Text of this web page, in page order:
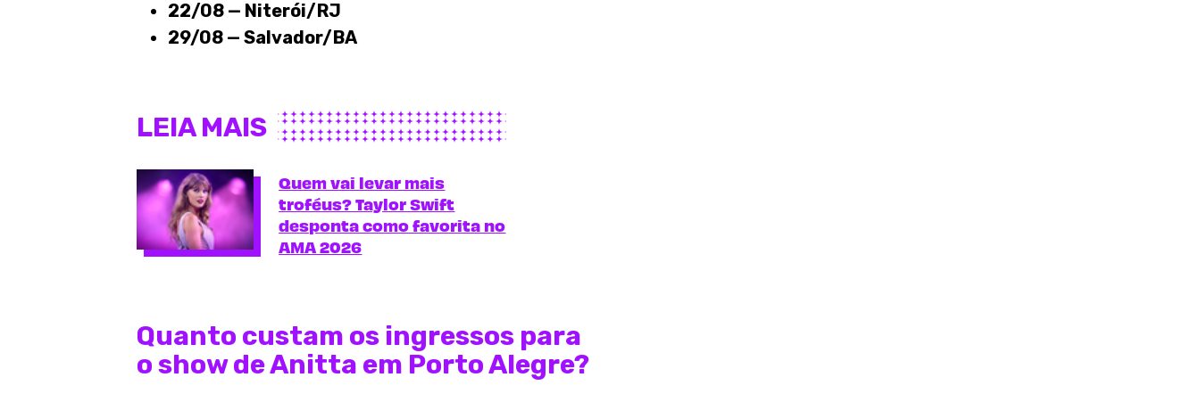
22/08 — Niterói/RJ
29/08 — Salvador/BA
LEIA MAIS
Quem vai levar mais
troféus? Taylor Swift
desponta como favorita no
AMA 2026
Quanto custam os ingressos para
o show de Anitta em Porto Alegre?